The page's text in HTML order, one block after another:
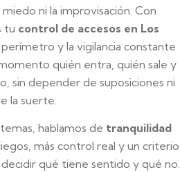
ni la improvisación. Con
tu control de accesos en Los
perímetro y la vigilancia constante
quién entra, quién sale y
sin depender de suposiciones ni
la suerte.
hablamos de tranquilidad
más control real y un criterio
qué tiene sentido y qué no.